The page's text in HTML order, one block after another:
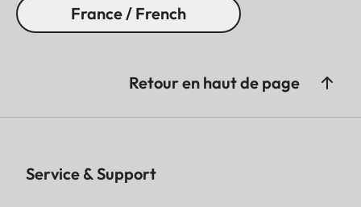
France / French
Retour en haut de page
Service & Support